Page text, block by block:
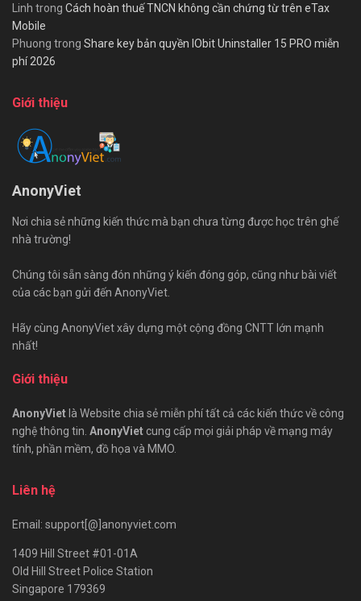
Linh trong Cách hoàn thuế TNCN không cần chứng từ trên eTax
Mobile
Phuong trong Share key bản quyền IObit Uninstaller 15 PRO miễn
phí 2026
Giới thiệu
AnonyViet
Nơi chia sẻ những kiến thức mà bạn chưa từng được học trên ghế
nhà trường!
Chúng tôi sẵn sàng đón những ý kiến đóng góp, cũng như bài viết
của các bạn gửi đến AnonyViet.
Hãy cùng AnonyViet xây dựng một cộng đồng CNTT lớn mạnh
nhất!
Giới thiệu
AnonyViet là Website chia sẻ miễn phí tất cả các kiến thức về công
nghệ thông tin. AnonyViet cung cấp mọi giải pháp về mạng máy
tính, phần mềm, đồ họa và MMO.
Liên hệ
Email: support[@]anonyviet.com
1409 Hill Street #01-01A
Old Hill Street Police Station
Singapore 179369